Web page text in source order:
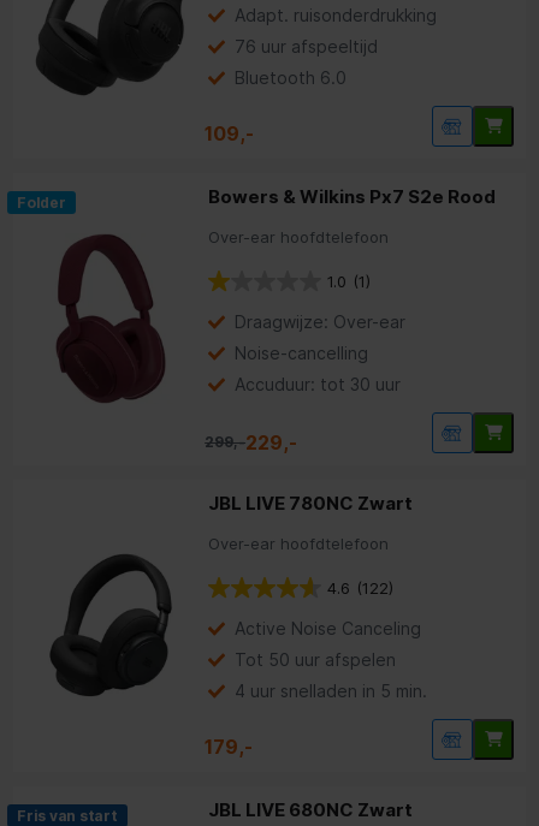
Adapt. ruisonderdrukking
76 uur afspeeltijd
Bluetooth 6.0
109,-
Folder Bowers & Wilkins Px7 S2e Rood
Over-ear hoofdtelefoon
1.0 (1)
Draagwijze: Over-ear
Noise-cancelling
Accuduur: tot 30 uur
299,-229,-
JBL LIVE 780NC Zwart
Over-ear hoofdtelefoon
4.6 (122)
Active Noise Canceling
Tot 50 uur afspelen
4 uur snelladen in 5 min.
179,-
Fris van start JBL LIVE 680NC Zwart